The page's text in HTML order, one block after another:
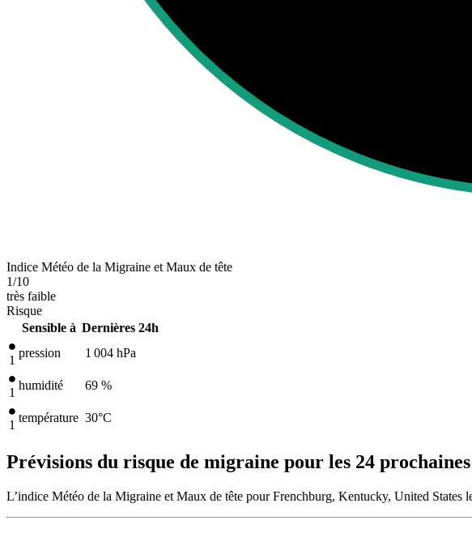
Indice Météo de la Migraine et Maux de tête
1/10
très faible
Risque
Sensible à Dernières 24h
1
pression 1 004 hPa
1
humidité 69 %
1
température 30°C
Prévisions du risque de migraine pour les 24
L’indice Météo de la Migraine et Maux de tête pour Frenchburg, Kentucky, United States